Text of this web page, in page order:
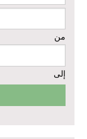
من
إلى
مشروع إعادة تأهيل
مبادرة متعددة